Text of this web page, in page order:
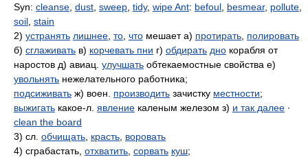
Syn: cleanse dust sweep tidy, wipe Ant: befoul besmear, pollute
soil stain
2) устранять лишнее то что мешает а) протирать полировать
б) сглаживать в) корчевать пни г) обдирать дно корабля от
наростов д) авиац. улучшать обтекаемостные свойства е)
увольнять нежелательного работника;
подсиживать ж) воен. производить зачистку местности;
выжигать какое-л. явление каленым железом з) и так далее ∙
clean the board
3) сл. обчищать красть воровать
4) сграбастать, отхватить сорвать куш;